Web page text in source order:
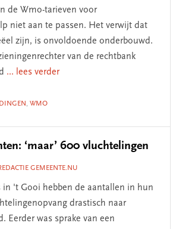
de Wmo-tarieven voor
niet aan te passen. Het verwijt dat
zijn, is onvoldoende onderbouwd.
van de rechtbank
... lees verder
, WMO
‘maar’ 600 vluchtelingen
GEMEENTE.NU
in 't Gooi hebben de aantallen in hun
drastisch naar
Eerder was sprake van een